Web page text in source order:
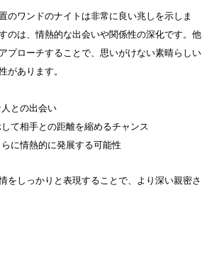
のワンドのナイトは非常に良い兆しを示しま
のは、情熱的な出会いや関係性の深化です。他
プローチすることで、思いがけない素晴らしい
があります。
との出会い
て相手との距離を縮めるチャンス
に情熱的に発展する可能性
をしっかりと表現することで、より深い親密さ